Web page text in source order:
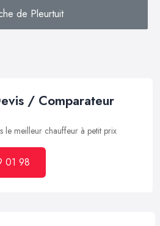
de Pleurtuit
/ Comparateur
le meilleur chauffeur à petit prix
01 98